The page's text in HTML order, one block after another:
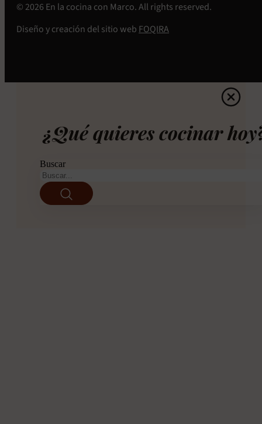
© 2026 En la cocina con Marco. All rights reserved.
Diseño y creación del sitio web FOQIRA
¿Qué quieres cocinar
Buscar